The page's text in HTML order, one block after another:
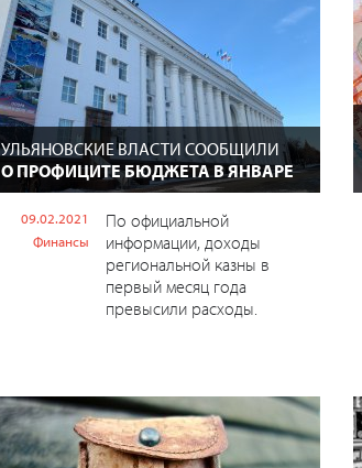
УЛЬЯНОВСКИЕ ВЛАСТИ СООБЩИЛИ
О ПРОФИЦИТЕ БЮДЖЕТА В ЯНВАРЕ
09.02.2021
Финансы
По официальной
информации, доходы
региональной казны в
первый месяц года
превысили расходы.